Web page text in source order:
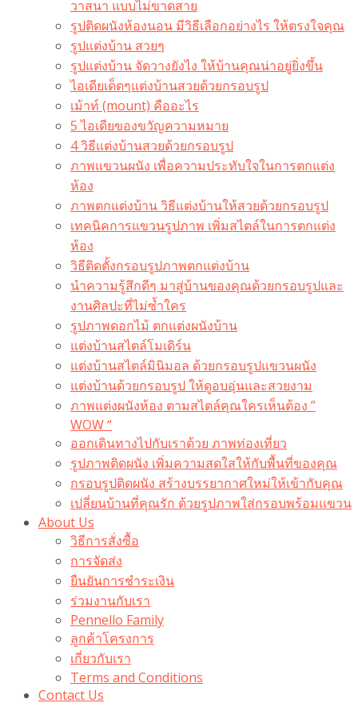
วาสนา แบบไม่ขาดสาย
รูปติดผนังห้องนอน มีวิธีเลือกอย่างไร ให้ตรงใจคุณ
รูปแต่งบ้าน สวยๆ
รูปแต่งบ้าน จัดวางยังไง ให้บ้านคุณน่าอยู่ยิ่งขึ้น
ไอเดียเด็ดๆแต่งบ้านสวยด้วยกรอบรูป
เม้าท์ (mount) คืออะไร​
5 ไอเดียของขวัญความหมาย
4 วิธีแต่งบ้านสวยด้วยกรอบรูป
ภาพแขวนผนัง เพื่อความประทับใจในการตกแต่ง
ห้อง
ภาพตกแต่งบ้าน วิธีแต่งบ้านให้สวยด้วยกรอบรูป
เทคนิคการแขวนรูปภาพ เพิ่มสไตล์ในการตกแต่ง
ห้อง
วิธีติดตั้งกรอบรูปภาพตกแต่งบ้าน
นำความรู้สึกดีๆ มาสู่บ้านของคุณด้วยกรอบรูปและ
งานศิลปะที่ไม่ซ้ำใคร
รูปภาพดอกไม้ ตกแต่งผนังบ้าน
แต่งบ้านสไตล์โมเดิร์น
แต่งบ้านสไตล์มินิมอล ด้วยกรอบรูปแขวนผนัง
แต่งบ้านด้วยกรอบรูป ให้ดูอบอุ่นและสวยงาม
ภาพแต่งผนังห้อง ตามสไตล์คุณใครเห็นต้อง ”
WOW “
ออกเดินทางไปกับเราด้วย ภาพท่องเที่ยว
รูปภาพติดผนัง เพิ่มความสดใสให้กับพื้นที่ของคุณ
กรอบรูปติดผนัง สร้างบรรยากาศใหม่ให้เข้ากับคุณ
เปลี่ยนบ้านที่คุณรัก ด้วยรูปภาพใส่กรอบพร้อมแขวน​
About Us
วิธีการสั่งซื้อ
การจัดส่ง
ยืนยันการชำระเงิน
ร่วมงานกับเรา
Pennello Family
ลูกค้าโครงการ
เกี่ยวกับเรา
Terms and Conditions
Contact Us